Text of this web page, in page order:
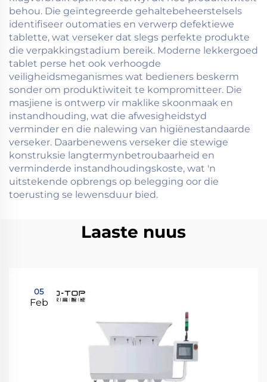
behou. Die geïntegreerde gehaltebeheerstelsels
identifiseer outomaties en verwerp defektiewe
tablette, wat verseker dat slegs perfekte produkte
die verpakkingstadium bereik. Moderne lekkergoed
tablet perse het ook verhoogde
veiligheidsmeganismes wat bedieners beskerm
sonder om produktiwiteit te kompromitteer. Die
masjiene is ontwerp vir maklike skoonmaak en
instandhouding, wat die afwesigheidstyd
verminder en die nalewing van higiënestandaarde
verseker. Daarbenewens verseker die stewige
konstruksie langtermynbetroubaarheid en
verminderde instandhoudingskoste, wat 'n
uitstekende opbrengs op belegging oor die
toerusting se lewensduur bied.
Laaste nuus
05
Feb